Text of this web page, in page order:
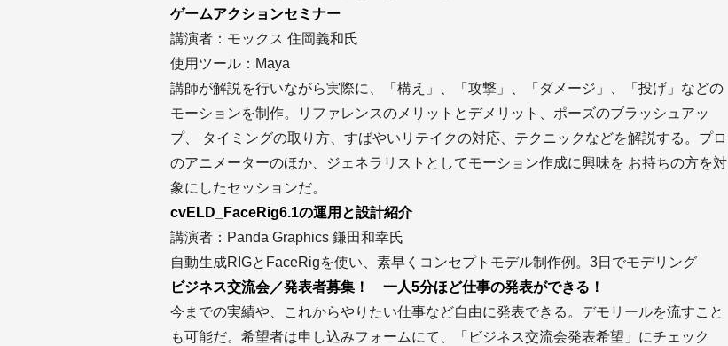
ゲームアクションセミナー
講演者：モックス 住岡義和氏
使用ツール：Maya
講師が解説を行いながら実際に、「構え」、「攻撃」、「ダメージ」、「投げ」などの
モーションを制作。リファレンスのメリットとデメリット、ポーズのブラッシュアッ
プ、 タイミングの取り方、すばやいリテイクの対応、テクニックなどを解説する。プロ
のアニメーターのほか、ジェネラリストとしてモーション作成に興味を お持ちの方を対
象にしたセッションだ。
cvELD_FaceRig6.1の運用と設計紹介
講演者：Panda Graphics 鎌田和幸氏
自動生成RIGとFaceRigを使い、素早くコンセプトモデル制作例。3日でモデリング
ビジネス交流会／発表者募集！ 一人5分ほど仕事の発表ができる！
今までの実績や、これからやりたい仕事など自由に発表できる。デモリールを流すこと
も可能だ。希望者は申し込みフォームにて、「ビジネス交流会発表希望」にチェック